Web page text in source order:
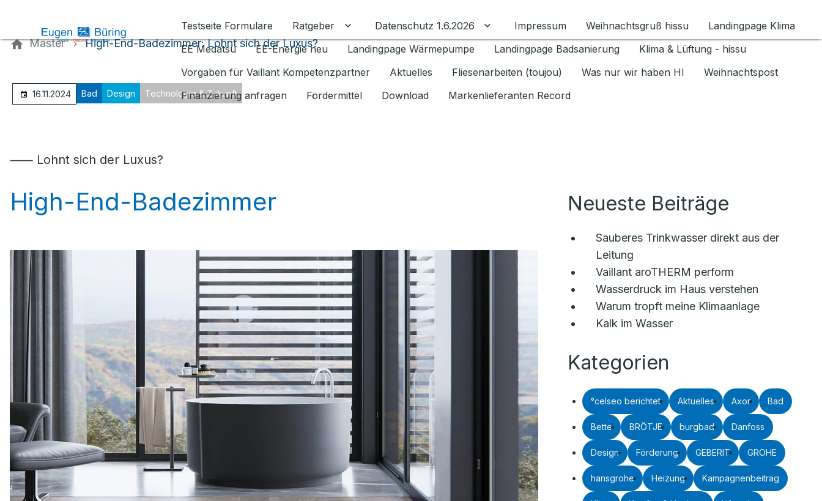
Testseite Formulare
Ratgeber Untermenü für Ratgeber umschalten
Datenschutz 1.6.2026 Untermenü für Datenschutz 1.6.2026 umschalten
Impressum Weihnachtsgruß hissu
Landingpage Klima
EE Medatsu
EE-Energie neu Landingpage Wärmepumpe Landingpage Badsanierung
Klima & Lüftung - hissu
Vorgaben für Vaillant Kompetenzpartner
Aktuelles Fliesenarbeiten (toujou) Was nur wir haben HI
Weihnachtspost
Finanzierung anfragen
Fördermittel Download Markenlieferanten Record
Master High-End-Badezimmer: Lohnt sich der Luxus?
16.11.2024 Bad Design Technologie & Zukunft
⸺ Lohnt sich der Luxus?
High-End-Badezimmer Neueste Beiträge
Sauberes Trinkwasser direkt aus der
Leitung
Vaillant aroTHERM perform
Wasserdruck im Haus verstehen
Warum tropft meine Klimaanlage
Kalk im Wasser
Kategorien
°celseo berichtet Aktuelles Axor Bad
Bette BRÖTJE burgbad Danfoss
Design Förderung GEBERIT GROHE
hansgrohe Heizung Kampagnenbeitrag